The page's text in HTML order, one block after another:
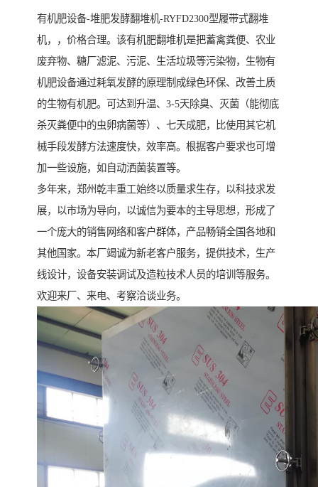
有机肥设备-堆肥发酵翻堆机-RYFD2300型履带式翻堆
机，，价格合理。该有机肥翻堆机是把蓄禽粪便、农业
废弃物、糖厂滤泥、污泥、生活垃圾等污染物，生物有
机肥设备通过耗氧发酵的原理制成绿色环保、改善土质
的生物有机肥。可达到升温、3-5天除臭、灭菌（能彻底
杀灭粪便中的虫卵病菌等）、七天成肥，比使用其它机
械手段发酵方法速度快，效率高。根据客户要求也可增
加一些设施，如自动洒菌装置等。
多年来，郑州乾丰重工始终以质量求生存，以科技求发
展，以市场为导向，以诚信为要本的主导思想，形成了
一个庞大的销售网络和客户群体，产品畅销全国各地和
其他国家。本厂竭诚为新老客户服务，提供技术，生产
线设计，设备安装调试及造粒技术人员的培训等服务。
欢迎来厂、来电、考察洽谈业务。